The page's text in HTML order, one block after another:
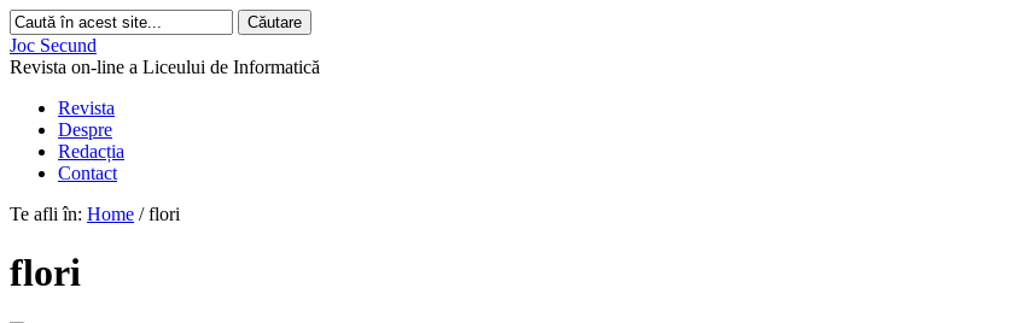
Joc Secund
Revista on-line a Liceului de Informatică
Revista
Despre
Redacția
Contact
Te afli în: Home / flori
flori